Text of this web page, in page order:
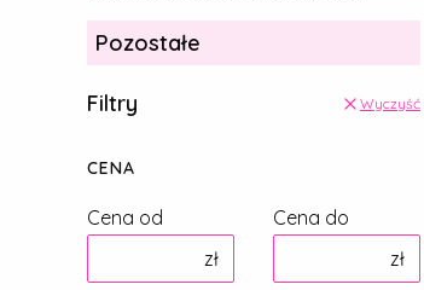
Pozostałe
Filtry Wyczyść
CENA
Cena od
zł
Cena do
zł